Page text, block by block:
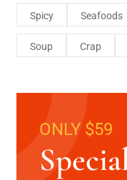
Spicy Seafoods
Soup Crap
ONLY $59